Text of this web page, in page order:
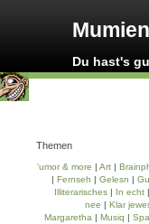
Du hast's
Themen
'umor & more | Art |
| Fernseh | Gelesn |
Illiterarisches | In echt |
nee | Klar
Margaretha | Musiq |